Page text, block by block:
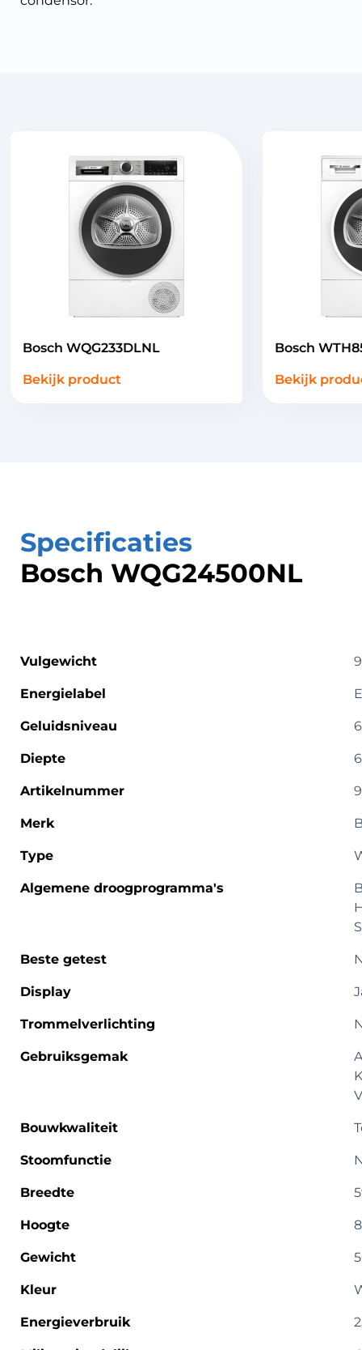
Bosch WQG233DLNL
Bekijk product
Bosch
Bekijk
Specificaties
Bosch WQG24500NL
Vulgewicht
Energielabel
Geluidsniveau
Diepte
Artikelnummer
Merk
Type
Algemene droogprogramma's
Beste getest
Display
Trommelverlichting
Gebruiksgemak
Bouwkwaliteit
Stoomfunctie
Breedte
Hoogte
Gewicht
Kleur
Energieverbruik